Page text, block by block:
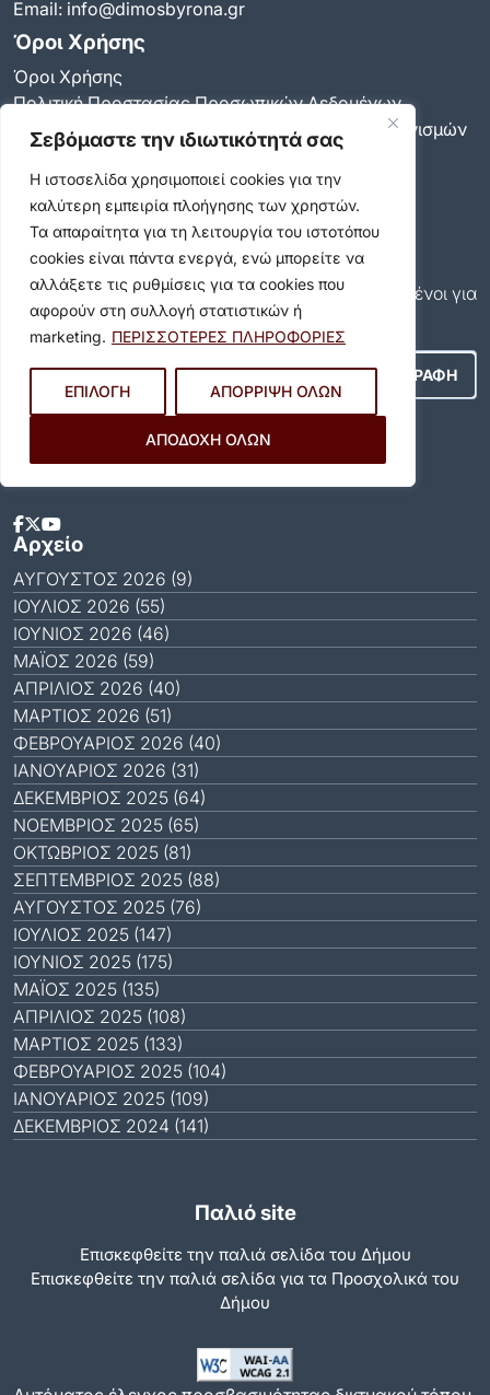
Σεβόμαστε την ιδιωτικότητά σας
Η ιστοσελίδα χρησιμοποιεί cookies για την
καλύτερη εμπειρία πλοήγησης των χρηστών.
Τα απαραίτητα για τη λειτουργία του ιστοτόπου
cookies είναι πάντα ενεργά, ενώ μπορείτε να
αλλάξετε τις ρυθμίσεις για τα cookies που
αφορούν στη συλλογή στατιστικών ή
marketing. ΠΕΡΙΣΣΟΤΕΡΕΣ ΠΛΗΡΟΦΟΡΙΕΣ
ΕΠΙΛΟΓΗ ΑΠΟΡΡΙΨΗ ΟΛΩΝ
ΑΠΟΔΟΧΗ ΟΛΩΝ
Email: info@dimosbyrona.gr
Όροι Χρήσης
Όροι Χρήσης
Πολιτική Προστασίας Προσωπικών Δεδομένων
Πολιτική για τη χρήση των cookies και των μηχανισμών
παρακολούθησης
Δήλωση προσβασιμότητας
Ρυθμίσεις Ιδιωτικότητας
Newsletter
Εγγραφείτε και εσείς συνδρομητές στο δωρεάν
newsletter του Δήμου και μείνετε πάντα ενημερωμένοι για
όλα όσα συμβαίνουν στον δήμο μας!
Αποδέχομαι τους Όρους Χρήσης
Αρχείο
ΑΎΓΟΥΣΤΟΣ 2026 (9)
ΙΟΎΛΙΟΣ 2026 (55)
ΙΟΎΝΙΟΣ 2026 (46)
ΜΆΙΟΣ 2026 (59)
ΑΠΡΊΛΙΟΣ 2026 (40)
ΜΆΡΤΙΟΣ 2026 (51)
ΦΕΒΡΟΥΆΡΙΟΣ 2026 (40)
ΙΑΝΟΥΆΡΙΟΣ 2026 (31)
ΔΕΚΈΜΒΡΙΟΣ 2025 (64)
ΝΟΈΜΒΡΙΟΣ 2025 (65)
ΟΚΤΏΒΡΙΟΣ 2025 (81)
ΣΕΠΤΈΜΒΡΙΟΣ 2025 (88)
ΑΎΓΟΥΣΤΟΣ 2025 (76)
ΙΟΎΛΙΟΣ 2025 (147)
ΙΟΎΝΙΟΣ 2025 (175)
ΜΆΙΟΣ 2025 (135)
ΑΠΡΊΛΙΟΣ 2025 (108)
ΜΆΡΤΙΟΣ 2025 (133)
ΦΕΒΡΟΥΆΡΙΟΣ 2025 (104)
ΙΑΝΟΥΆΡΙΟΣ 2025 (109)
ΔΕΚΈΜΒΡΙΟΣ 2024 (141)
Παλιό site
Επισκεφθείτε την παλιά σελίδα του Δήμου
Eπισκεφθείτε την παλιά σελίδα για τα Προσχολικά του
Δήμου